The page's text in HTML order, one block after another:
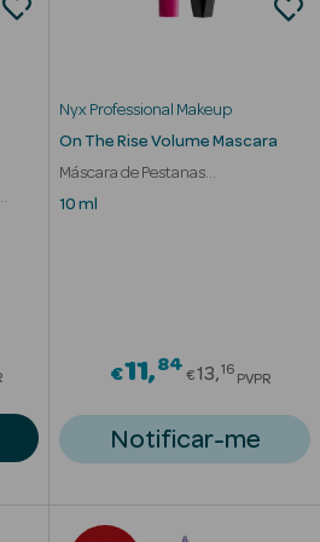
from
Nyx Professional Makeup
On The Rise Volume Mascara
Máscara de Pestanas
Comprimento e Volume
10 ml
€11 84Price
€13 16
PVPR
Notificar-me